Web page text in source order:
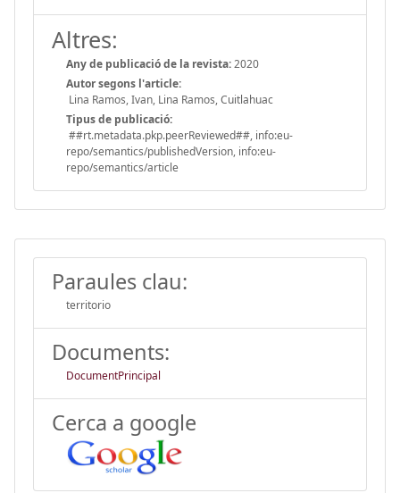
Altres:
Any de publicació de la revista:2020
Autor segons l'article:
Lina Ramos, Ivan, Lina Ramos, Cuitlahuac
Tipus de publicació:
##rt.metadata.pkp.peerReviewed##, info:eu-
repo/semantics/publishedVersion, info:eu-
repo/semantics/article
Paraules clau:
territorio
Documents:
DocumentPrincipal
Cerca a google